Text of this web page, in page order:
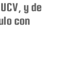
y de
con